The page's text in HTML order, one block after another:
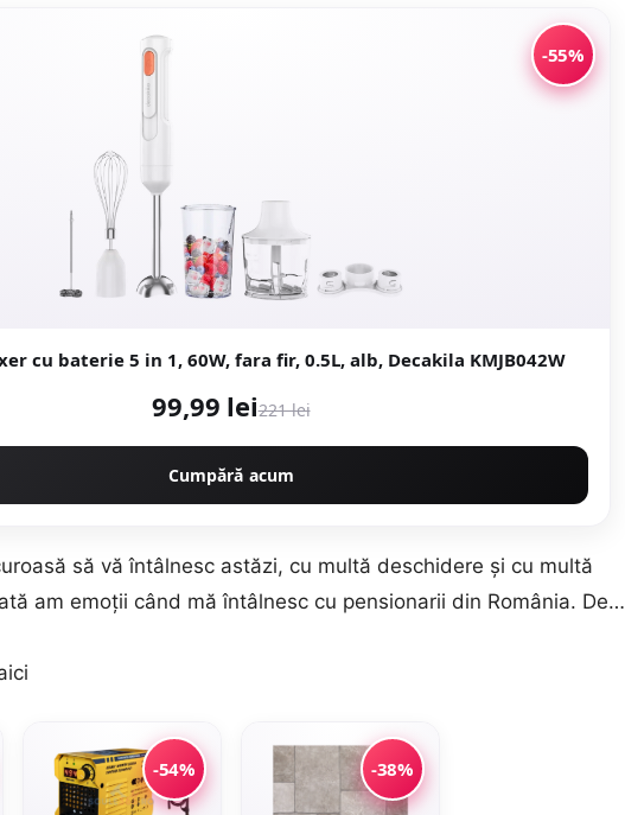
-55%
cu baterie 5 in 1, 60W, fara fir, 0.5L, alb, Decakila KMJB042W
99,99 lei221 lei
Cumpără acum
să vă întâlnesc astăzi, cu multă deschidere şi cu multă
am emoţii când mă întâlnesc cu pensionarii din România. De…
-54% -38%